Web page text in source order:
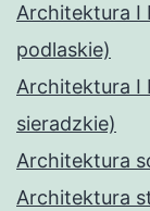
Architektura I
podlaskie)
Architektura I
sieradzkie)
Architektura
Architektura